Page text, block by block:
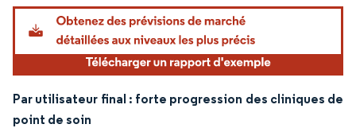
Par utilisateur final : forte progression des cliniques de
point de soin